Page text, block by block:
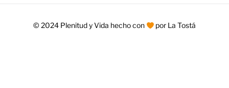
© 2024 Plenitud y Vida hecho con por La Tostá